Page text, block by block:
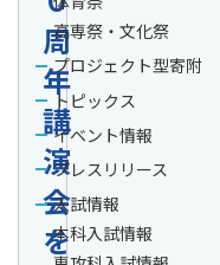
周
年
講
演
会
を
高専祭・文化祭
プロジェクト型寄附
トピックス
イベント情報
プレスリリース
入試情報
本科入試情報